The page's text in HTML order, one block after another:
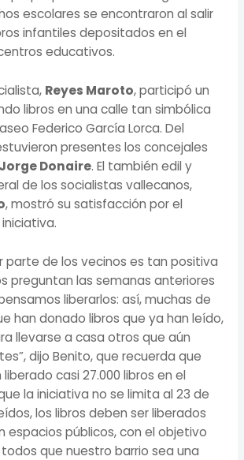
escolares se encontraron al salir
infantiles depositados en el
educativos.
Reyes Maroto, participó un
libros en una calle tan simbólica
Federico García Lorca. Del
presentes los concejales
Jorge Donaire. El también edil y
de los socialistas vallecanos,
, mostró su satisfacción por el
parte de los vecinos es tan positiva
preguntan las semanas anteriores
liberarlos: así, muchas de
han donado libros que ya han leído,
llevarse a casa otros que aún
dijo Benito, que recuerda que
liberado casi 27.000 libros en el
la iniciativa no se limita al 23 de
los libros deben ser liberados
espacios públicos, con el objetivo
que nuestro barrio sea una